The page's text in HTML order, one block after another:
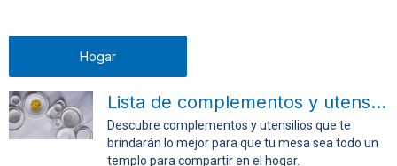
Hogar
Lista de complementos y utensilios para la mesa
Descubre complementos y utensilios que te
brindarán lo mejor para que tu mesa sea todo un
templo para compartir en el hogar.